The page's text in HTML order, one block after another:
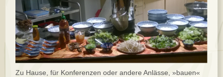
Zu Hause, für Konferenzen oder andere Anlässe, »bauen«